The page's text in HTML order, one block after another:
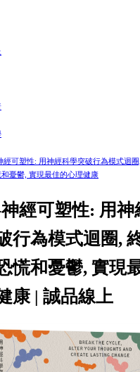
經可塑性: 用神經科學突破行為模式迴
和憂鬱, 實現最佳的心理健康
經可塑性: 用神
行為模式迴圈,
慌和憂鬱, 實現
康 | 誠品線上